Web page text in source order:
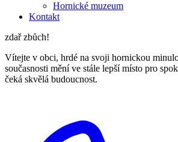
Hornické muzeum
Kontakt
zdař zbůch!
Vítejte v obci, hrdé na svoji hornickou
současnosti mění ve stále lepší místo pro
čeká skvělá budoucnost.